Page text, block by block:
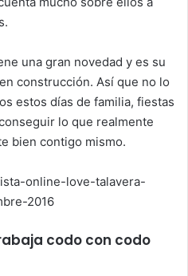
una gran novedad y es su
construcción. Así que no lo
estos días de familia, fiestas
lo que realmente
bien contigo mismo.
codo con codo